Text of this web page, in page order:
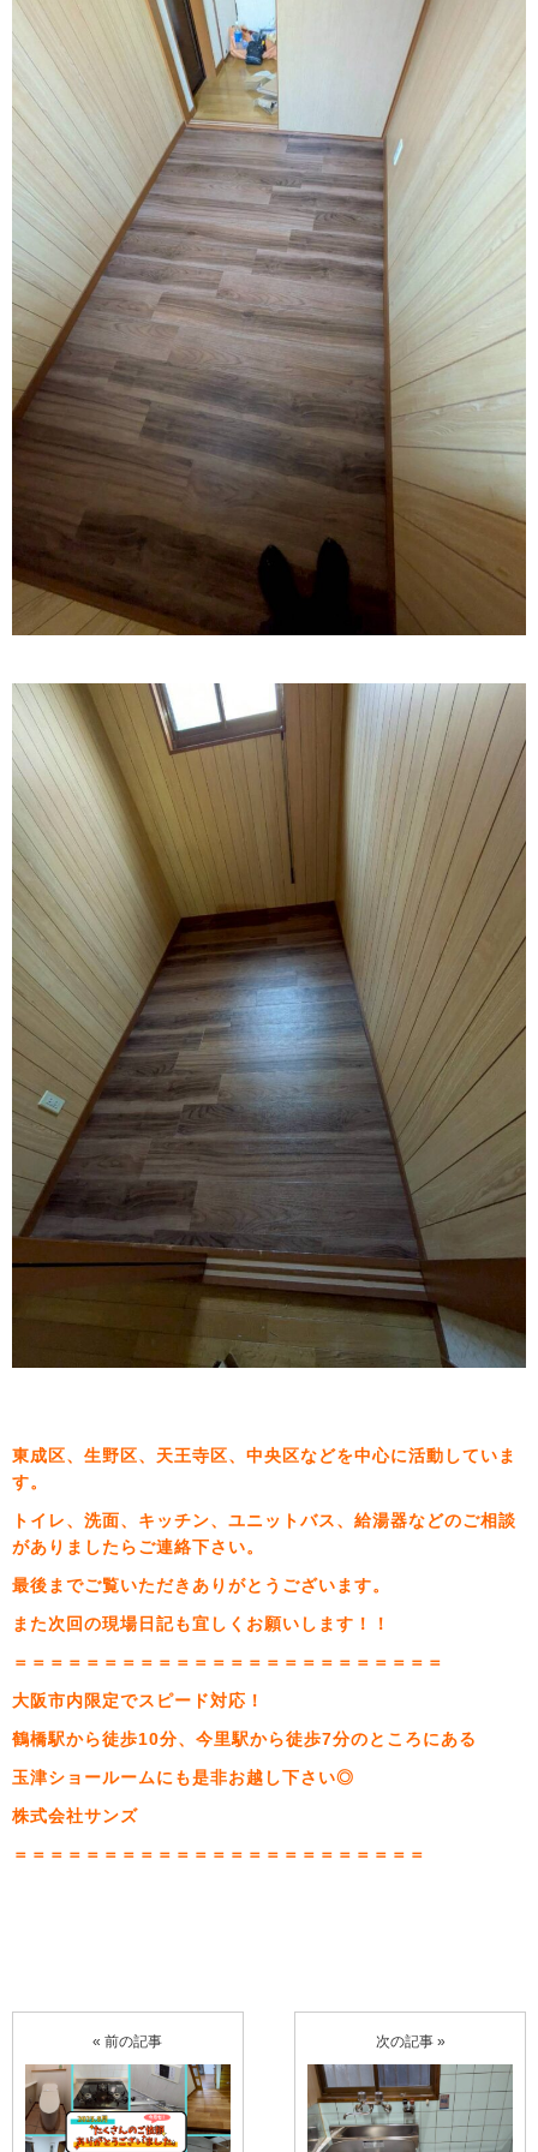
東成区、生野区、天王寺区、中央区などを中心に活動していま
す。
トイレ、洗面、キッチン、ユニットバス、給湯器などのご相談
がありましたらご連絡下さい。
最後までご覧いただきありがとうございます。
また次回の現場日記も宜しくお願いします！！
＝＝＝＝＝＝＝＝＝＝＝＝＝＝＝＝＝＝＝＝＝＝＝＝
大阪市内限定でスピード対応！
鶴橋駅から徒歩10分、今里駅から徒歩7分のところにある
玉津ショールームにも是非お越し下さい◎
株式会社サンズ
＝＝＝＝＝＝＝＝＝＝＝＝＝＝＝＝＝＝＝＝＝＝＝
« 前の記事 次の記事 »